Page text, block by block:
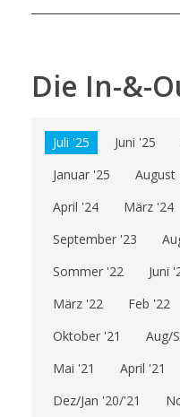
Die In-&-
Juli '25 Juni '25
Januar '25
August
April '24
März '24
September '23
Sommer '22
Juni
März '22
Feb '22
Oktober '21
Aug/
Mai '21
April '21
Dez/Jan '20/'21